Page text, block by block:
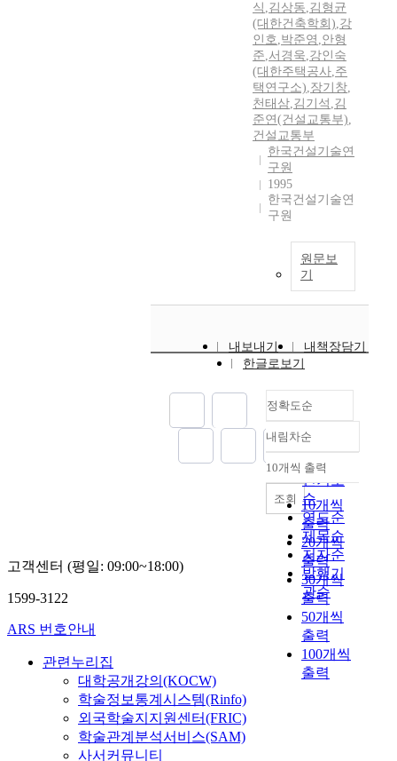
식 ,김상동,김형균
(대한건축학회),강
인호,박준영 ,안형
준,서경욱,강인숙
(대한주택공사,주
택연구소),장기창,
천태삼,김기석 ,김
준연(건설교통부),
건설교통부
한국건설기술연
구원
1995
한국건설기술연
구원
원문보
기
내보내기
내책장담기
한글로보기
정확도순
정확도
순
인기도
순
연도순
제목순
저자순
발행기
관순
내림차순
내림차순
10개씩 출력
10개씩
출력
20개씩
출력
30개씩
출력
50개씩
출력
100개씩
출력
조회
고객센터 (평일: 09:00~18:00)
1599-3122
ARS 번호안내
관련누리집
대학공개강의(KOCW)
학술정보통계시스템(Rinfo)
외국학술지지원센터(FRIC)
학술관계분석서비스(SAM)
사서커뮤니티